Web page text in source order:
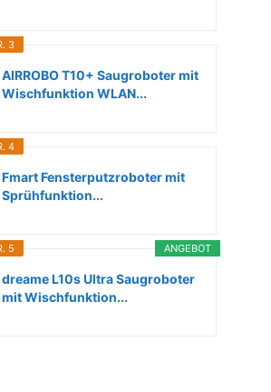
3
AIRROBO T10+ Saugroboter mit
Wischfunktion WLAN...
4
Fmart Fensterputzroboter mit
Sprühfunktion...
ANGEBOT
5
dreame L10s Ultra Saugroboter
mit Wischfunktion...